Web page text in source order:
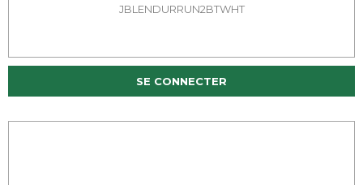
JBLENDURRUN2BTWHT
SE CONNECTER